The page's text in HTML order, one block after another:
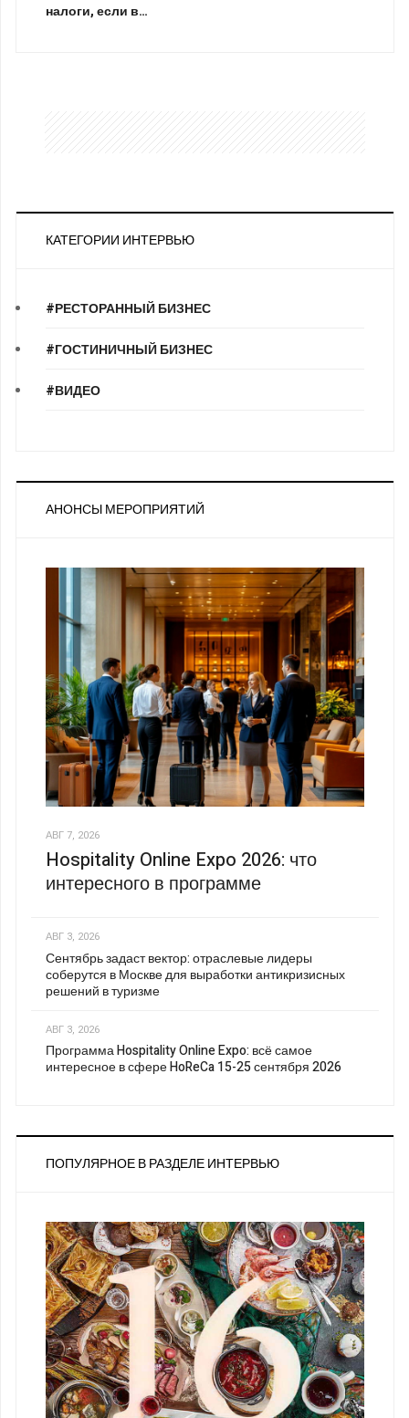
налоги, если в…
КАТЕГОРИИ ИНТЕРВЬЮ
#РЕСТОРАННЫЙ БИЗНЕС
#ГОСТИНИЧНЫЙ БИЗНЕС
#ВИДЕО
АНОНСЫ МЕРОПРИЯТИЙ
АВГ 7, 2026
Hospitality Online Expo 2026: что
интересного в программе
АВГ 3, 2026
Сентябрь задаст вектор: отраслевые лидеры
соберутся в Москве для выработки антикризисных
решений в туризме
АВГ 3, 2026
Программа Hospitality Online Expo: всё самое
интересное в сфере HoReCa 15-25 сентября 2026
ПОПУЛЯРНОЕ В РАЗДЕЛЕ ИНТЕРВЬЮ